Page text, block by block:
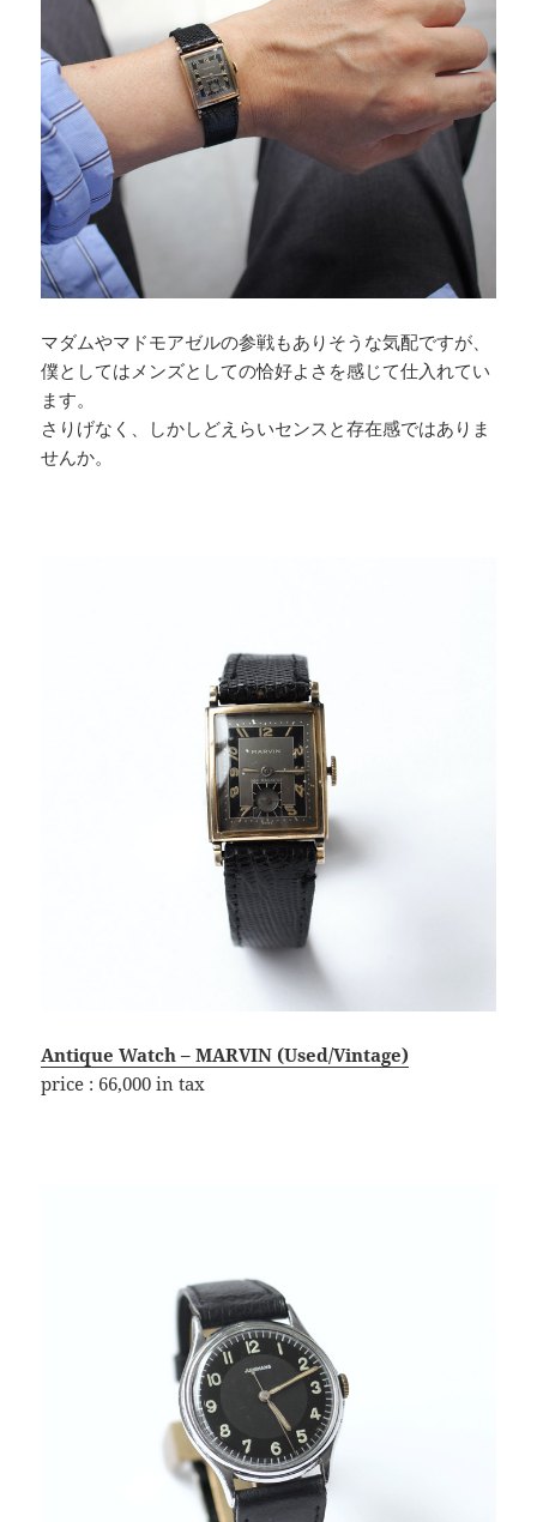
マダムやマドモアゼルの参戦もありそうな気配ですが、
僕としてはメンズとしての恰好よさを感じて仕入れてい
ます。
さりげなく、しかしどえらいセンスと存在感ではありま
せんか。
Antique Watch – MARVIN (Used/Vintage)
price : 66,000 in tax